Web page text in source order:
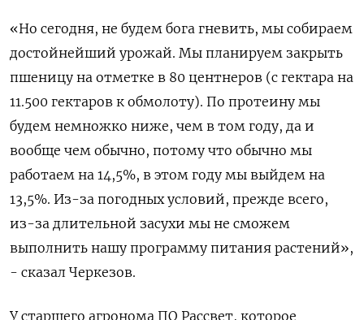
«Но сегодня, не будем бога гневить, мы собираем
достойнейший урожай. Мы планируем закрыть
пшеницу на отметке в 80 центнеров (с гектара на
11.500 гектаров к обмолоту). По протеину мы
будем немножко ниже, чем в том году, да и
вообще чем обычно, потому что обычно мы
работаем на 14,5%, в этом году мы выйдем на
13,5%. Из-за погодных условий, прежде всего,
из-за длительной засухи мы не сможем
выполнить нашу программу питания растений»,
- сказал Черкезов.
У старшего агронома ПО Рассвет, которое